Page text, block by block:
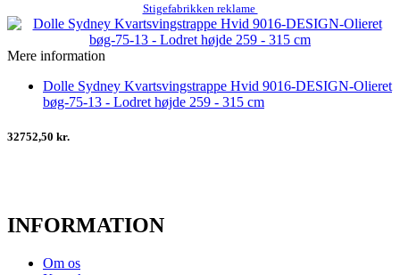
Stigefabrikken reklame
Mere information
Dolle Sydney Kvartsvingstrappe Hvid 9016-DESIGN-Olieret
bøg-75-13 - Lodret højde 259 - 315 cm
32752,50 kr.
INFORMATION
Om os